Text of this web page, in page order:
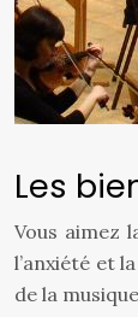
Les
Vous aimez
l’anxiété et
de la